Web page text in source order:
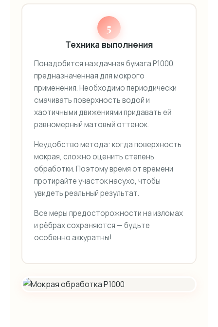
5
Техника выполнения
Понадобится наждачная бумага P1000,
предназначенная для мокрого
применения. Необходимо периодически
смачивать поверхность водой и
хаотичными движениями придавать ей
равномерный матовый оттенок.
Неудобство метода: когда поверхность
мокрая, сложно оценить степень
обработки. Поэтому время от времени
протирайте участок насухо, чтобы
увидеть реальный результат.
Все меры предосторожности на изломах
и рёбрах сохраняются — будьте
особенно аккуратны!